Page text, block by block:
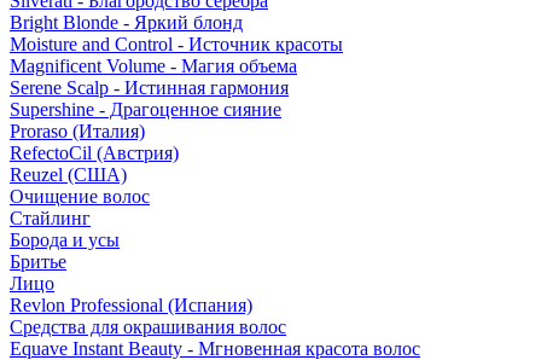
Bright Blonde - Яркий блонд
Moisture and Control - Источник красоты
Magnificent Volume - Магия объема
Serene Scalp - Истинная гармония
Supershine - Драгоценное сияние
Proraso (Италия)
RefectoCil (Австрия)
Reuzel (США)
Очищение волос
Стайлинг
Борода и усы
Бритье
Лицо
Revlon Professional (Испания)
Средства для окрашивания волос
Equave Instant Beauty - Мгновенная красота волос